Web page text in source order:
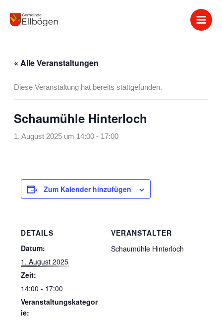
Inhalt
« Alle Veranstaltungen
Diese Veranstaltung hat bereits stattgefunden.
Schaumühle Hinterloch
1. August 2025 um 14:00- 17:00
Zum Kalender hinzufügen
DETAILS
Datum:
1. August 2025
Zeit:
14:00 - 17:00
Veranstaltungskategor
ie:
VERANSTALTER
Schaumühle Hinterloch